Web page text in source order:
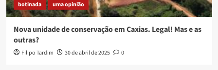
botinada uma opinião
Nova unidade de conservação em Caxias. Legal! Mas e as
outras?
Filipo Tardim 30 de abril de 2025 0